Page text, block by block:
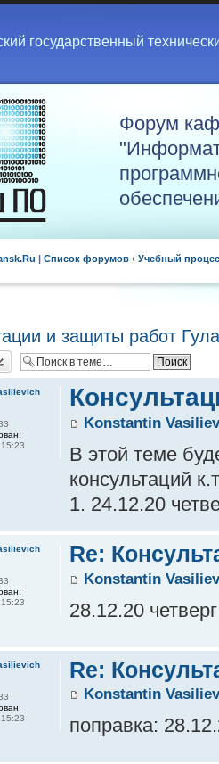
государственный
Форум
| Список форумов ‹ Учебный
и защиты работ
Konstantin
В этой теме
консультаций
1. 24.12.20
Re:
Konstantin
28.12.20
Re:
Konstantin
поправка: